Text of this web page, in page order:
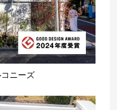
ニーズ